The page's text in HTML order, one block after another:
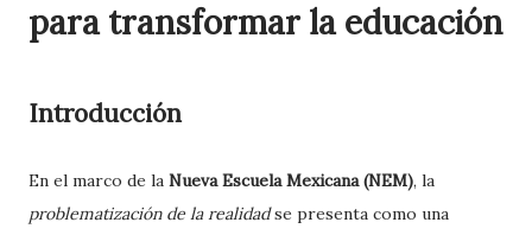
para transformar la educación
Introducción
En el marco de la Nueva Escuela Mexicana (NEM), la
problematización de la realidadse presenta como una